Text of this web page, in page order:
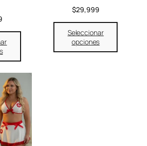
$29,999
Seleccionar
opciones